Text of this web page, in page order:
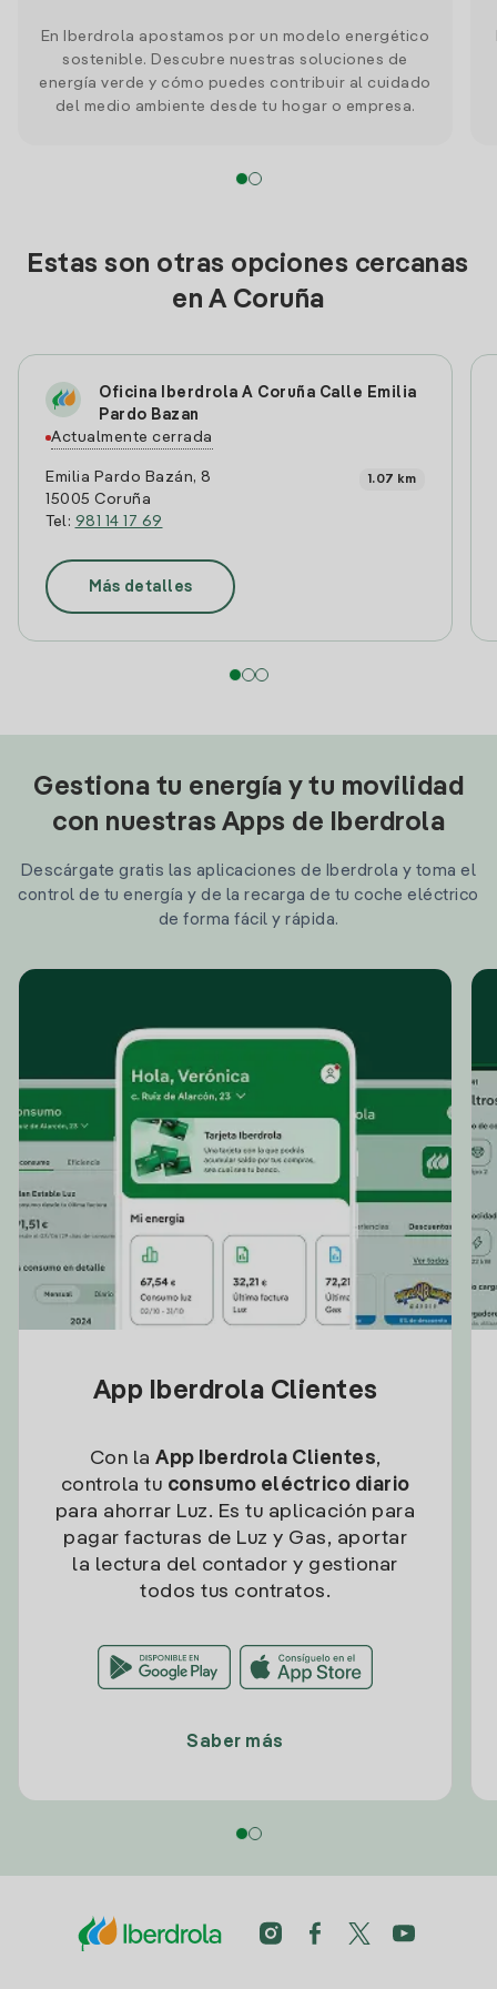
En Iberdrola apostamos por un modelo energético
sostenible. Descubre nuestras soluciones de
energía verde y cómo puedes contribuir al cuidado
del medio ambiente desde tu hogar o empresa.
Estas son otras opciones cercanas
en A Coruña
Oficina Iberdrola A Coruña Calle Emilia
Pardo Bazan
Actualmente cerrada
Emilia Pardo Bazán, 8
15005 Coruña
Tel: 981 14 17 69
1.07 km
Más detalles
Gestiona tu energía y tu movilidad
con nuestras Apps de Iberdrola
Descárgate gratis las aplicaciones de Iberdrola y toma el
control de tu energía y de la recarga de tu coche eléctrico
de forma fácil y rápida.
App Iberdrola Clientes
Con la App Iberdrola Clientes,
controla tu consumo eléctrico diario
para ahorrar Luz. Es tu aplicación para
pagar facturas de Luz y Gas, aportar
la lectura del contador y gestionar
todos tus contratos.
Saber más